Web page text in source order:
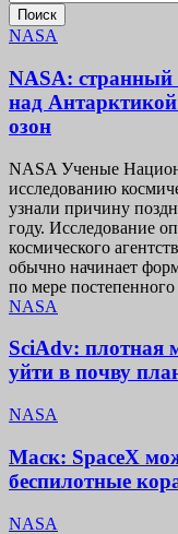
Поиск
NASA
NASA:
над
озон
NASA Ученые
исследованию
узнали причину
году. Исследование
космического
обычно начинает
по мере
NASA
SciAdv: плотная
уйти в почву
NASA
Маск: SpaceX
беспилотные
NASA